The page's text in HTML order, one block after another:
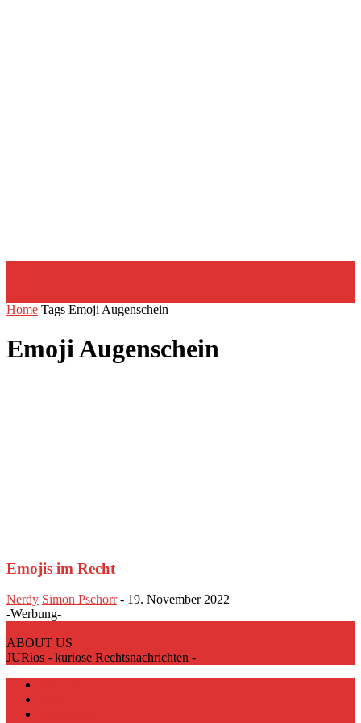
Home Tags Emoji Augenschein
Emoji Augenschein
Emojis im Recht
Nerdy Simon Pschorr - 19. November 2022
-Werbung-
ABOUT US
JURios - kuriose Rechtsnachrichten -